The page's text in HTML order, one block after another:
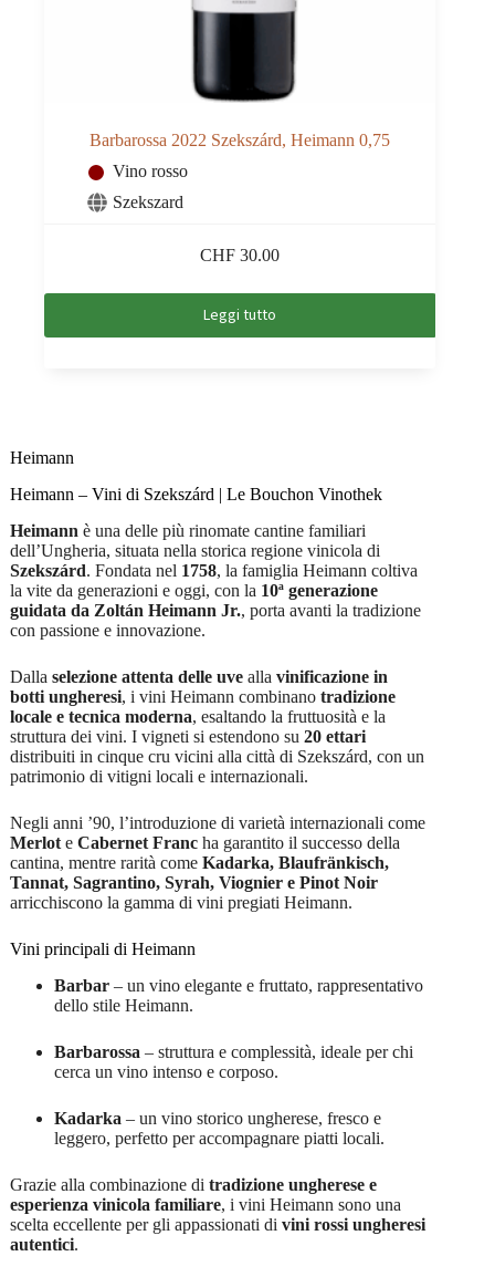
Barbarossa 2022 Szekszárd, Heimann 0,75
Vino rosso
Szekszard
CHF 30.00
Leggi tutto
Heimann
Heimann – Vini di Szekszárd | Le Bouchon Vinothek
Heimann è una delle più rinomate cantine familiari
dell’Ungheria, situata nella storica regione vinicola di
Szekszárd. Fondata nel 1758, la famiglia Heimann coltiva
la vite da generazioni e oggi, con la 10ª generazione
guidata da Zoltán Heimann Jr., porta avanti la tradizione
con passione e innovazione.
Dalla selezione attenta delle uvealla vinificazione in
botti ungheresi, i vini Heimann combinano tradizione
locale e tecnica moderna, esaltando la fruttuosità e la
struttura dei vini. I vigneti si estendono su 20 ettari
distribuiti in cinque cru vicini alla città di Szekszárd, con un
patrimonio di vitigni locali e internazionali.
Negli anni ’90, l’introduzione di varietà internazionali come
Merlote Cabernet Francha garantito il successo della
cantina, mentre rarità come Kadarka, Blaufränkisch,
Tannat, Sagrantino, Syrah, Viognier e Pinot Noir
arricchiscono la gamma di vini pregiati Heimann.
Vini principali di Heimann
Barbar– un vino elegante e fruttato, rappresentativo
dello stile Heimann.
Barbarossa – struttura e complessità, ideale per chi
cerca un vino intenso e corposo.
Kadarka – un vino storico ungherese, fresco e
leggero, perfetto per accompagnare piatti locali.
Grazie alla combinazione di tradizione ungherese e
esperienza vinicola familiare, i vini Heimann sono una
scelta eccellente per gli appassionati di vini rossi ungheresi
autentici.